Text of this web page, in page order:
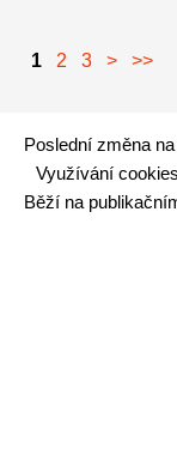
1 2 3 > >>
Poslední změna
Využívání cookies
Běží na